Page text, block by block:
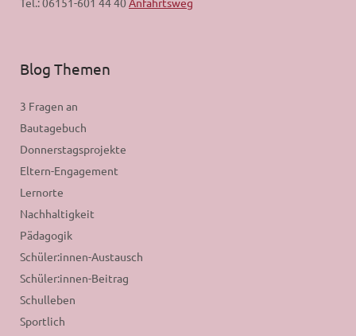
Blog Themen
3 Fragen an
Bautagebuch
Donnerstagsprojekte
Eltern-Engagement
Lernorte
Nachhaltigkeit
Pädagogik
Schüler:innen-Austausch
Schüler:innen-Beitrag
Schulleben
Sportlich